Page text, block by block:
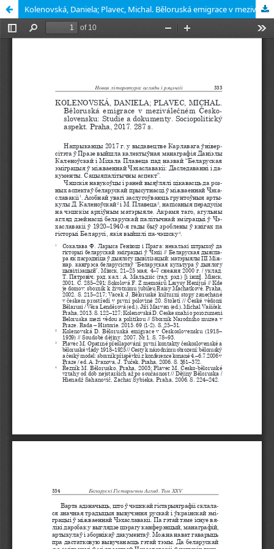
Kolenovská, Daniela; Plavec, Michal. Běloruská emigrace v meziválečném Československu: Studie a dokumenty. Praha, 2017